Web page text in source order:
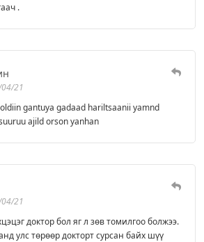
.
21
gantuya gadaad hariltsaanii yamnd
ajild orson yanhan
21
доктор бол яг л зөв томилгоо болжээ.
улс төрөөр докторт сурсан байх шүү